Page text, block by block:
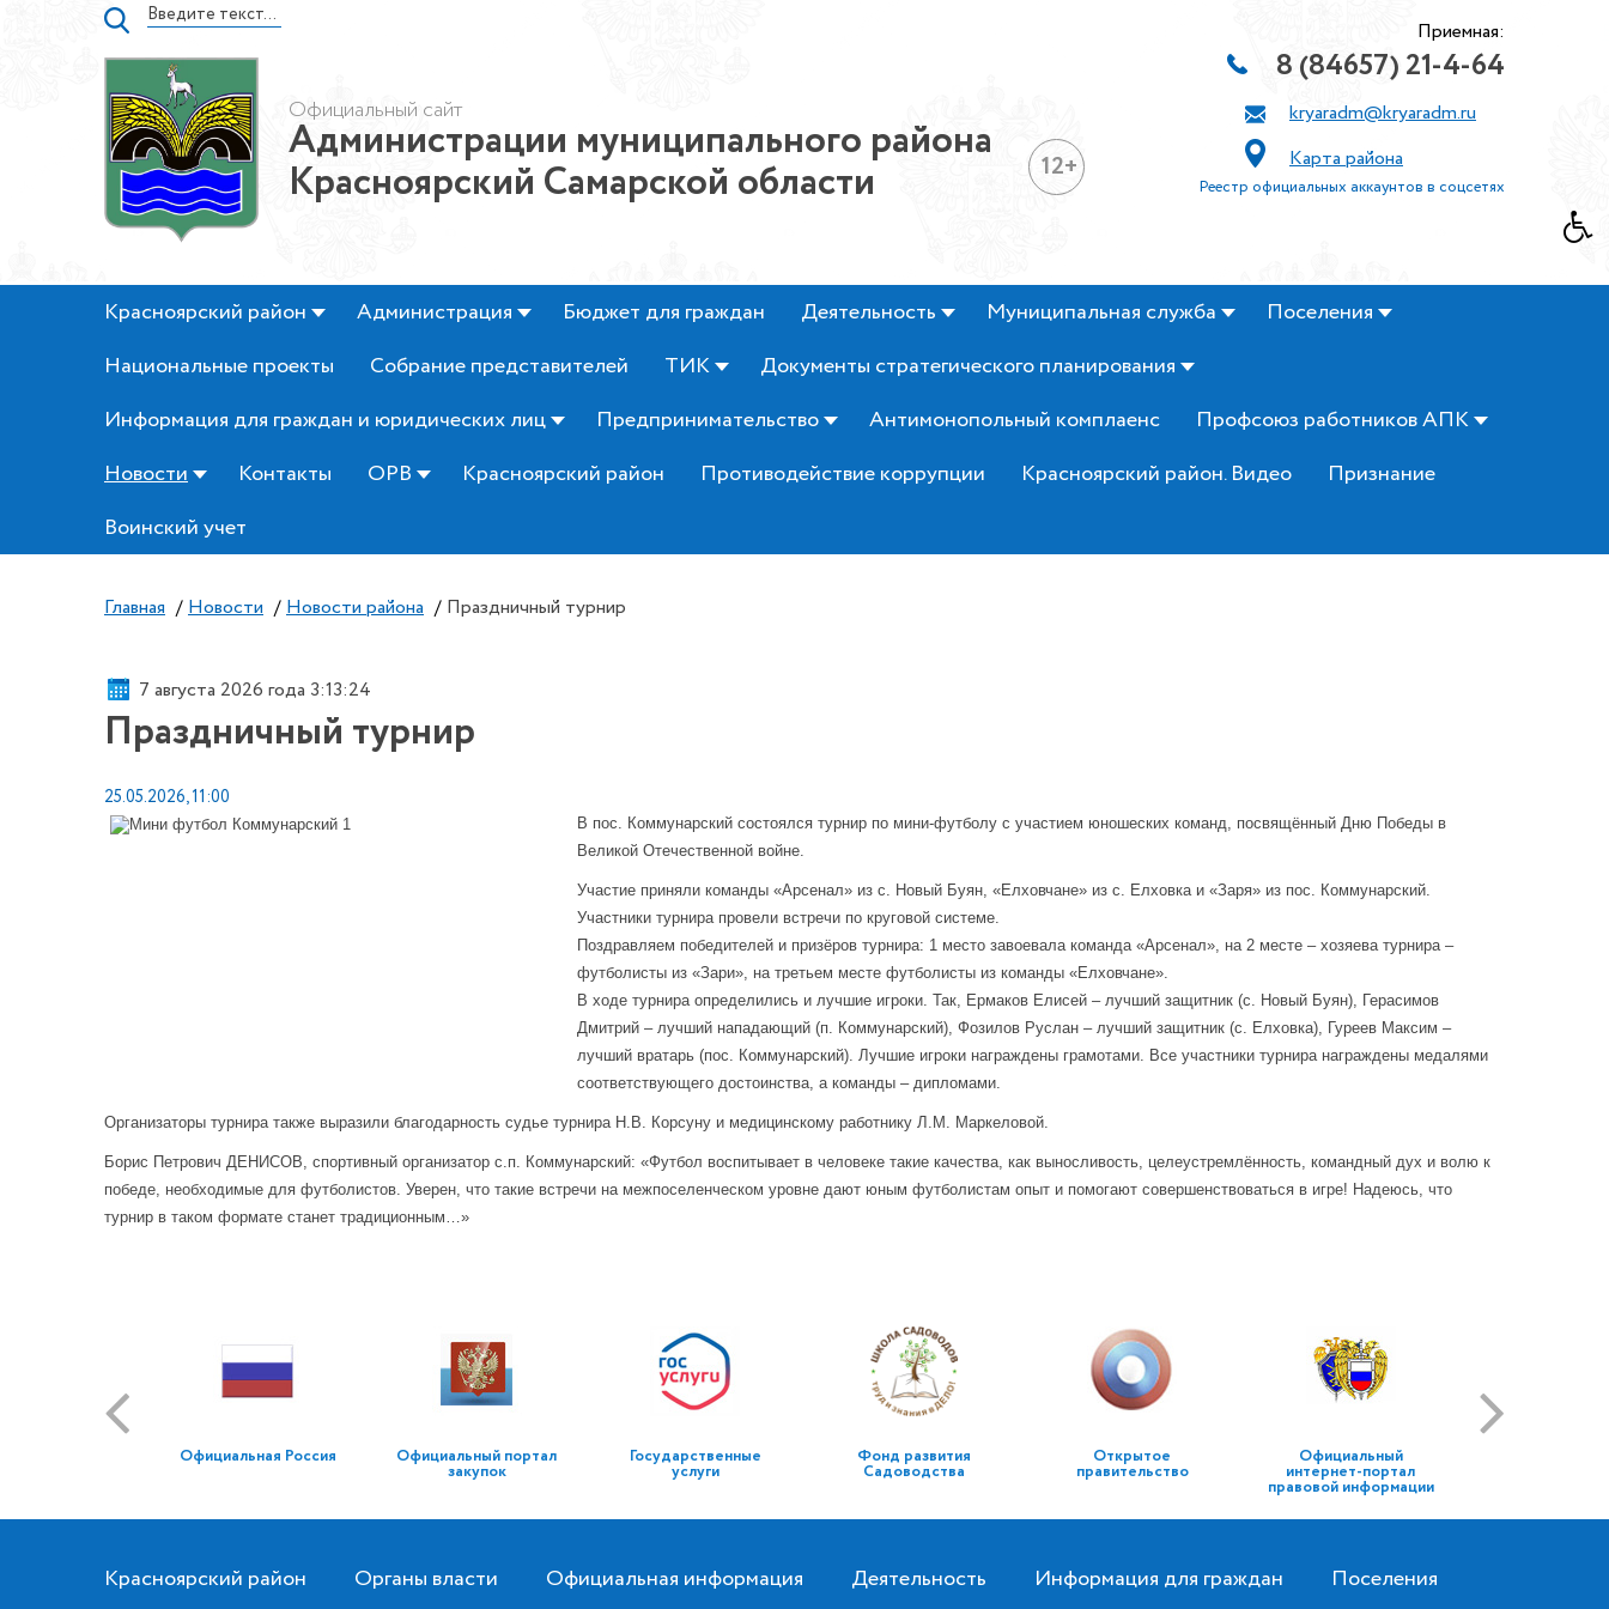
Официальный сайт
Администрации муниципального района
Красноярский Самарской области 12+
Приемная:
8 (84657) 21-4-64
kryaradm@kryaradm.ru
Карта района
Реестр официальных аккаунтов в соцсетях
Красноярский район Администрация Бюджет для граждан Деятельность Муниципальная служба
Поселения
Национальные проекты
Собрание представителей ТИК
Документы стратегического планирования
Информация для граждан и юридических лиц
Предпринимательство Антимонопольный комплаенс
Профсоюз работников АПК
Новости
Контакты ОРВ Красноярский район Противодействие коррупции Красноярский район. Видео
Признание
Воинский учет
Главная / Новости / Новости района / Праздничный турнир
7 августа 2026 года 3:13:24
Праздничный турнир
25.05.2026, 11:00
В пос. Коммунарский состоялся турнир по мини-футболу с участием юношеских команд, посвящённый Дню Победы в
Великой Отечественной войне.
Участие приняли команды «Арсенал» из с. Новый Буян, «Елховчане» из с. Елховка и «Заря» из пос. Коммунарский.
Участники турнира провели встречи по круговой системе.
Поздравляем победителей и призёров турнира: 1 место завоевала команда «Арсенал», на 2 месте – хозяева турнира –
футболисты из «Зари», на третьем месте футболисты из команды «Елховчане».
В ходе турнира определились и лучшие игроки. Так, Ермаков Елисей – лучший защитник (с. Новый Буян), Герасимов
Дмитрий – лучший нападающий (п. Коммунарский), Фозилов Руслан – лучший защитник (с. Елховка), Гуреев Максим –
лучший вратарь (пос. Коммунарский). Лучшие игроки награждены грамотами. Все участники турнира награждены медалями
соответствующего достоинства, а команды – дипломами.
Организаторы турнира также выразили благодарность судье турнира Н.В. Корсуну и медицинскому работнику Л.М. Маркеловой.
Борис Петрович ДЕНИСОВ, спортивный организатор с.п. Коммунарский: «Футбол воспитывает в человеке такие качества, как выносливость, целеустремлённость, командный дух и волю к
победе, необходимые для футболистов. Уверен, что такие встречи на межпоселенческом уровне дают юным футболистам опыт и помогают совершенствоваться в игре! Надеюсь, что
турнир в таком формате станет традиционным…»
Официальная Россия Официальный портал
закупок
Государственные
услуги
Фонд развития
Садоводства
Открытое
правительство
Официальный
интернет-портал
правовой информации
Красноярский район Органы власти Официальная информация Деятельность Информация для граждан Поселения